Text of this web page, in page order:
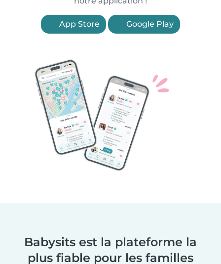
App Store Google Play
Babysits est la plateforme la
plus fiable pour les familles